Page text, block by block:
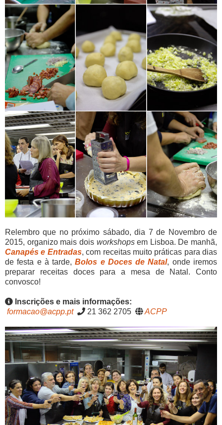
Relembro que no próximo sábado, dia 7 de Novembro de
2015, organizo mais dois workshopsem Lisboa. De manhã,
Canapés e Entradas, com receitas muito práticas para dias
de festa e à tarde,Bolos e Doces de Natal, onde iremos
preparar receitas doces para a mesa de Natal. Conto
convosco!
Inscrições e mais informações:
formacao@acpp.pt
21 362 2705 ACPP